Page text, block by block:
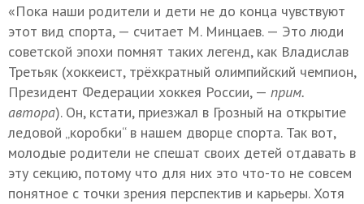
«Пока наши родители и дети не до конца чувствуют
этот вид спорта, — считает М. Минцаев. — Это люди
советской эпохи помнят таких легенд, как Владислав
Третьяк (хоккеист, трёхкратный олимпийский чемпион,
Президент Федерации хоккея России, — прим.
автора). Он, кстати, приезжал в Грозный на открытие
ледовой „коробки“ в нашем дворце спорта. Так вот,
молодые родители не спешат своих детей отдавать в
эту секцию, потому что для них это что-то не совсем
понятное с точки зрения перспектив и карьеры. Хотя